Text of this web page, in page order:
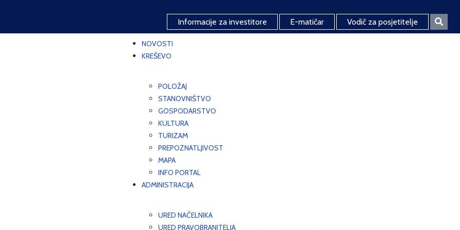
Informacije za investitore E-matičar Vodič za posjetitelje
NOVOSTI
KREŠEVO
POLOŽAJ
STANOVNIŠTVO
GOSPODARSTVO
KULTURA
TURIZAM
PREPOZNATLJIVOST
MAPA
INFO PORTAL
ADMINISTRACIJA
URED NAČELNIKA
URED PRAVOBRANITELJA